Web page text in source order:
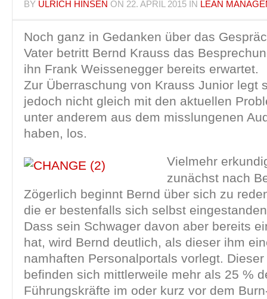
BY ULRICH HINSEN ON 22. APRIL 2015 IN LEAN
Noch ganz in Gedanken über das
Vater betritt Bernd Krauss das
ihn Frank Weissenegger bereits erwartet.
Zur Überraschung von Krauss Junior legt
jedoch nicht gleich mit den aktuellen
unter anderem aus dem misslungenen
haben, los.
Vielmehr
zunächst nach
Zögerlich beginnt Bernd über sich zu
die er bestenfalls sich selbst
Dass sein Schwager davon aber bereits
hat, wird Bernd deutlich, als dieser ihm
namhaften Personalportals vorlegt.
befinden sich mittlerweile mehr als 25 %
Führungskräfte im oder kurz vor dem